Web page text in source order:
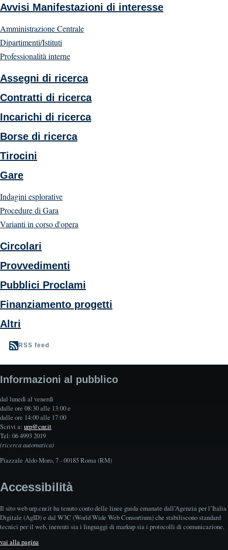
Avvisi Manifestazioni di interesse
Amministrazione Centrale
Dipartimenti/Istituti
Professionalità interne
Assegni di ricerca
Contratti di ricerca
Incarichi di ricerca
Borse di ricerca
Tirocini
Gare
Indagini esplorative
Procedure di Gara
Varianti in corso d'opera
Circolari
Provvedimenti
Pubblici Proclami
Finanziamento progetti
Altri
RSS feed
Informazioni al pubblico
dal lunedì al venerdì
dalle ore 08:30 alle 13:00 e
dalle ore 14:00 alle 17:00
Scrivi a: urp@cnr.it
Tel: 06 4993 2019
(ricerca automatica)
Piazzale Aldo Moro, 7 - 00185 Roma (RM)
Accessibilità
Il sito web urp.cnr.it ha tenuto conto delle linee guida emanate dall’Agenzia per l’Italia
Digitale (AgID) e dal W3C (World Wide Web Consortium) che stabiliscono standard
tecnici per il web, inerenti sia i linguaggi di markup sia i protocolli di comunicazione.
vai alla pagina